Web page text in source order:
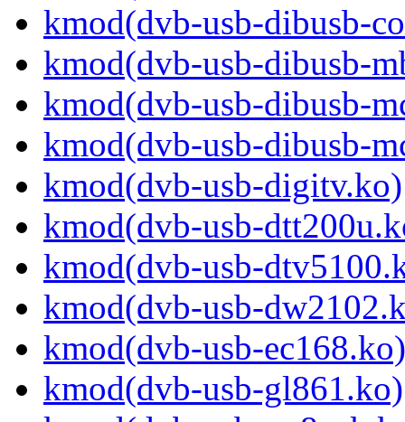
kmod(dvb-usb-dibusb-
kmod(dvb-usb-dibusb-
kmod(dvb-usb-dibusb-
kmod(dvb-usb-dibusb-
kmod(dvb-usb-digitv.ko)
kmod(dvb-usb-
kmod(dvb-usb-
kmod(dvb-usb-
kmod(dvb-usb-ec168.ko)
kmod(dvb-usb-gl861.ko)